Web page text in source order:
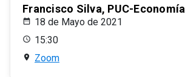
Francisco Silva, PUC-Economía
18 de Mayo de 2021
15:30
Zoom